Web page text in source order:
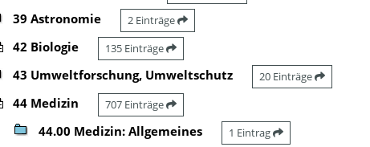
39 Astronomie 2 Einträge
42 Biologie 135 Einträge
43 Umweltforschung, Umweltschutz 20 Einträge
44 Medizin 707 Einträge
44.00 Medizin: Allgemeines 1 Eintrag